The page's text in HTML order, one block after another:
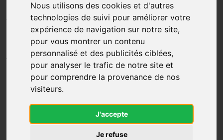
Nous utilisons des cookies et d'autres
technologies de suivi pour améliorer votre
expérience de navigation sur notre site,
pour vous montrer un contenu
personnalisé et des publicités ciblées,
pour analyser le trafic de notre site et
pour comprendre la provenance de nos
visiteurs.
J'accepte
Je refuse
Anthelios Xl Spf50+ Brume
Invis T/75Ml
LA ROCHE-POSAY